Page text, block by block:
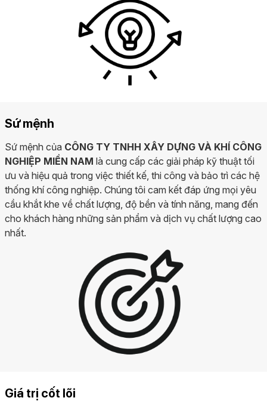
Sứ mệnh
Sứ mệnh của CÔNG TY TNHH XÂY DỰNG VÀ KHÍ CÔNG
NGHIỆP MIỀN NAM là cung cấp các giải pháp kỹ thuật tối
ưu và hiệu quả trong việc thiết kế, thi công và bảo trì các hệ
thống khí công nghiệp. Chúng tôi cam kết đáp ứng mọi yêu
cầu khắt khe về chất lượng, độ bền và tính năng, mang đến
cho khách hàng những sản phẩm và dịch vụ chất lượng cao
nhất.
Giá trị cốt lõi